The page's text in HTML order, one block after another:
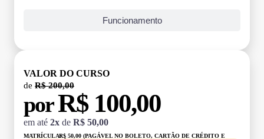
Funcionamento
VALOR DO CURSO
de R$ 200,00
porR$ 100,00
em até 2x de R$ 50,00
MATRÍCULA:R$ 50,00 (PAGÁVEL NO BOLETO, CARTÃO DE CRÉDITO E